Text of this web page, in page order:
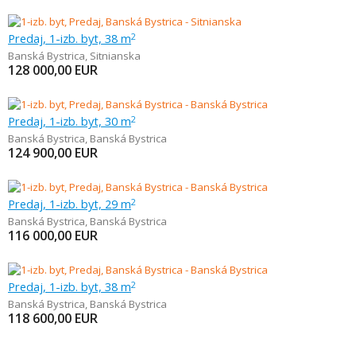
Predaj, 1-izb. byt, 38 m2
Banská Bystrica, Sitnianska
128 000,00 EUR
Predaj, 1-izb. byt, 30 m2
Banská Bystrica, Banská Bystrica
124 900,00 EUR
Predaj, 1-izb. byt, 29 m2
Banská Bystrica, Banská Bystrica
116 000,00 EUR
Predaj, 1-izb. byt, 38 m2
Banská Bystrica, Banská Bystrica
118 600,00 EUR